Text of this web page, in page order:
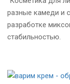
разные камеди и
разработке
стабильностью.